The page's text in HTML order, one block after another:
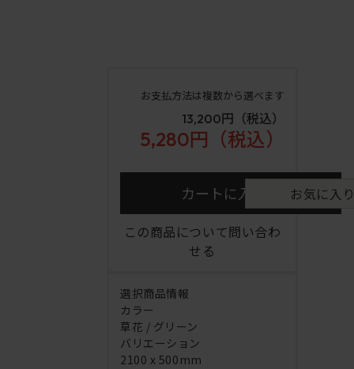
お支払方法は複数から選べます
13,200円 （税込）
5,280円 （税込）
カートに入れる お気に入
この商品について問い合わ
せる
選択商品情報
カラー
草花 / グリーン
バリエーション
2100 x 500mm